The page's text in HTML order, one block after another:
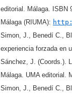
editorial. Málaga. ISBN
Málaga (RIUMA):
Simon, J., Benedí C.,
experiencia forzada en
Sánchez, J. (Coords.).
Málaga. UMA editorial.
Simon, J., Benedí C.,